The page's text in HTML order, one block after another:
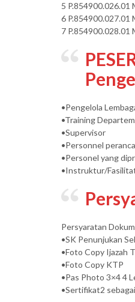
5 P.854900.026.01
6 P.854900.027.01
7 P.854900.028.01
•Pengelola
•Training
•Supervisor
•Personnel
•Personel yang
•Instruktur/
Persyaratan
•SK Penunjukan
•Foto Copy Ijazah
•Foto Copy KTP
•Pas Photo 3×4 4
•Sertifikat2